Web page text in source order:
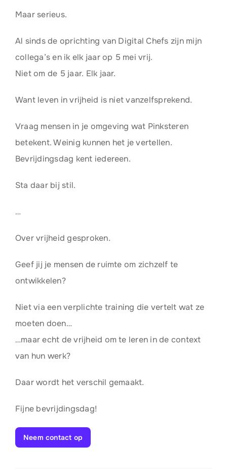
Maar serieus.
Al sinds de oprichting van Digital Chefs zijn mijn
collega’s en ik elk jaar op 5 mei vrij.
Niet om de 5 jaar. Elk jaar.
Want leven in vrijheid is niet vanzelfsprekend.
Vraag mensen in je omgeving wat Pinksteren
betekent. Weinig kunnen het je vertellen.
Bevrijdingsdag kent iedereen.
Sta daar bij stil.
…
Over vrijheid gesproken.
Geef jij je mensen de ruimte om zichzelf te
ontwikkelen?
Niet via een verplichte training die vertelt wat ze
moeten doen…
…maar echt de vrijheid om te leren in de context
van hun werk?
Daar wordt het verschil gemaakt.
Fijne bevrijdingsdag!
Neem contact op